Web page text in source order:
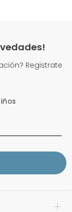
Registrate